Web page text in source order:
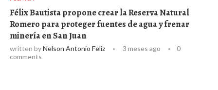
Félix Bautista propone crear la Reserva Natural
Romero para proteger fuentes de agua y frenar
minería en San Juan
written byNelson Antonio Feliz 3 meses ago
0
comments